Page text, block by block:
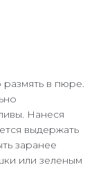
в пюре.
Нанеся
выдержать
заранее
или зеленым